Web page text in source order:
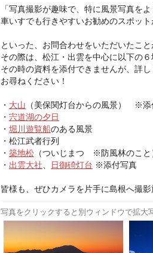
「写真撮影が趣味で、特に風景写真をよ
車いすでも行きやすいお勧めのスポット
といった、お問合わせをいただいたこと
その際は、松江・出雲を中心に以下の
その時の資料を添付できませんが、詳
お尋ねください！
・ 大山 （美保関灯台からの風景） ※添
・ 宍道湖の夕日
・ 堀川遊覧船のある風景
・松江武者行列
・ 築地松 （ついじまつ ※防風林のこ
・ 出雲大社 日御碕灯台 ※添付写真
皆様も、ぜひカメラを片手に島根へ撮
写真をクリックすると別ウィンドウで拡大